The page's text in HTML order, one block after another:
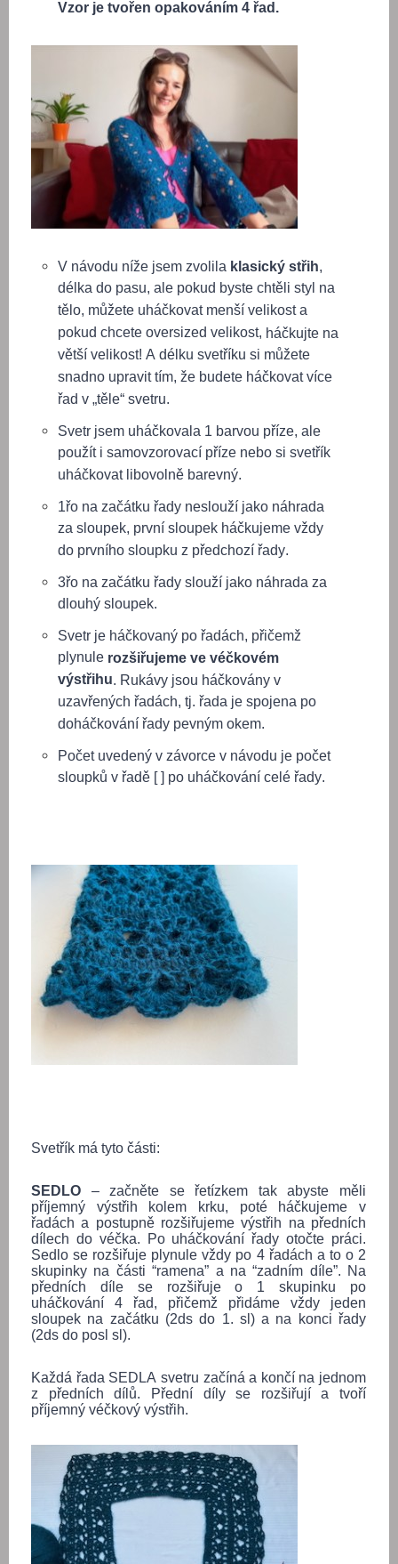
Vzor je tvořen opakováním 4 řad.
V návodu níže jsem zvolila klasický střih,
délka do pasu, ale pokud byste chtěli styl na
tělo, můžete uháčkovat menší velikost a
pokud chcete oversized velikost, háčkujte na
větší velikost! A délku svetříku si můžete
snadno upravit tím, že budete háčkovat více
řad v „těle“ svetru.
Svetr jsem uháčkovala 1 barvou příze, ale
použít i samovzorovací příze nebo si svetřík
uháčkovat libovolně barevný.
1řo na začátku řady neslouží jako náhrada
za sloupek, první sloupek háčkujeme vždy
do prvního sloupku z předchozí řady.
3řo na začátku řady slouží jako náhrada za
dlouhý sloupek.
Svetr je háčkovaný po řadách, přičemž
plynule rozšiřujeme ve véčkovém
výstřihu. Rukávy jsou háčkovány v
uzavřených řadách, tj. řada je spojena po
doháčkování řady pevným okem.
Počet uvedený v závorce v návodu je počet
sloupků v řadě [ ] po uháčkování celé řady.
Svetřík má tyto části:
SEDLO – začněte se řetízkem tak abyste měli
příjemný výstřih kolem krku, poté háčkujeme v
řadách a postupně rozšiřujeme výstřih na předních
dílech do véčka. Po uháčkování řady otočte práci.
Sedlo se rozšiřuje plynule vždy po 4 řadách a to o 2
skupinky na části “ramena” a na “zadním díle”. Na
předních díle se rozšiřuje o 1 skupinku po
uháčkování 4 řad, přičemž přidáme vždy jeden
sloupek na začátku (2ds do 1. sl) a na konci řady
(2ds do posl sl).
Každá řada SEDLA svetru začíná a končí na jednom
z předních dílů. Přední díly se rozšiřují a tvoří
příjemný véčkový výstřih.